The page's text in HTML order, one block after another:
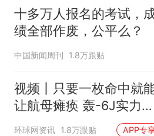
核查
全部作废，公
十多万人报名的考试，
绩全部作废，公平么？
中国新闻周刊 1.8万跟贴
视频丨只要一枚命中就
让航母瘫痪 轰-6J实力有
多强？
环球网资讯 1.8万跟贴 APP专